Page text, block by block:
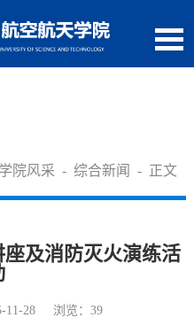
学院风采 -综合新闻 - 正文
及消防灭火演练活
11-28 浏览： 39